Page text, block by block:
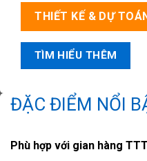
THIẾT KẾ & DỰ
TÌM HIỂU THÊM
ĐẶC ĐIỂM NỔI
Phù hợp với gian hàng